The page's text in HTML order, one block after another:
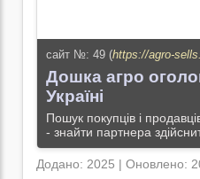
сайт №: 49 (https://agro-
Дошка агро
Україні
Пошук покупців і
- знайти партнера
Додано: 2025 | Оновлено: